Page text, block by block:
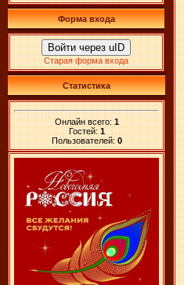
Форма входа
Войти через uID
Старая форма входа
Статистика
Онлайн всего: 1
Гостей: 1
Пользователей: 0